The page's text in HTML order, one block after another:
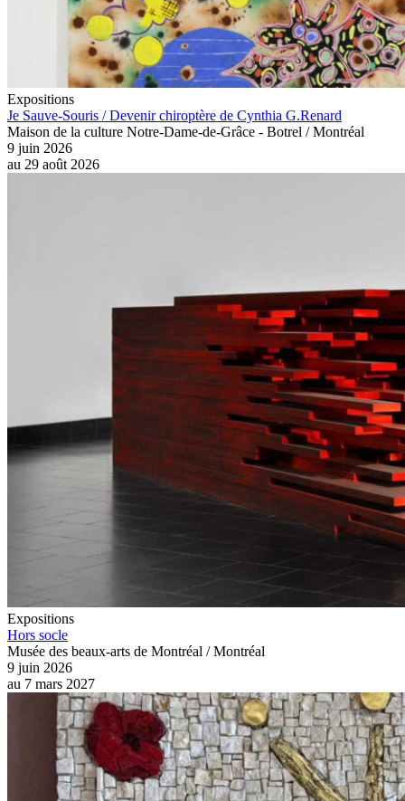
Expositions
Je Sauve-Souris / Devenir chiroptère de Cynthia G.Renard
Maison de la culture Notre-Dame-de-Grâce - Botrel / Montréal
9 juin 2026
au 29 août 2026
Expositions
Hors socle
Musée des beaux-arts de Montréal / Montréal
9 juin 2026
au 7 mars 2027